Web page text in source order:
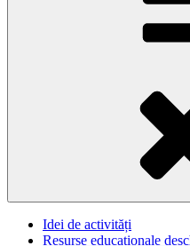
Idei de activități
Resurse educaționale